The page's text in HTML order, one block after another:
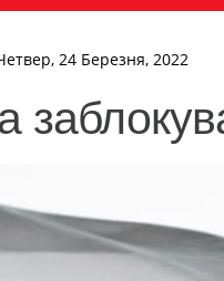
24 Березня, 2022